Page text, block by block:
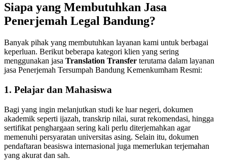
Siapa yang Membutuhkan Jasa
Penerjemah Legal Bandung?
Banyak pihak yang membutuhkan layanan kami untuk berbagai
keperluan. Berikut beberapa kategori klien yang sering
menggunakan jasa Translation Transfer terutama dalam layanan
jasa Penerjemah Tersumpah Bandung Kemenkumham Resmi:
1. Pelajar dan Mahasiswa
Bagi yang ingin melanjutkan studi ke luar negeri, dokumen
akademik seperti ijazah, transkrip nilai, surat rekomendasi, hingga
sertifikat penghargaan sering kali perlu diterjemahkan agar
memenuhi persyaratan universitas asing. Selain itu, dokumen
pendaftaran beasiswa internasional juga memerlukan terjemahan
yang akurat dan sah.